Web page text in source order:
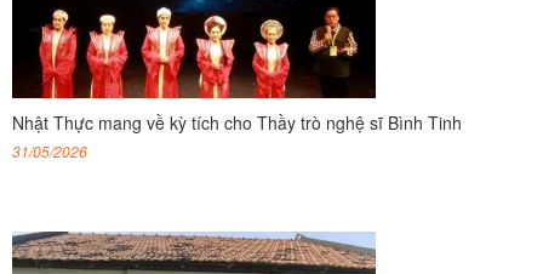
Nhật Thực mang về kỳ tích cho Thầy trò nghệ sĩ Bình Tinh
31/05/2026